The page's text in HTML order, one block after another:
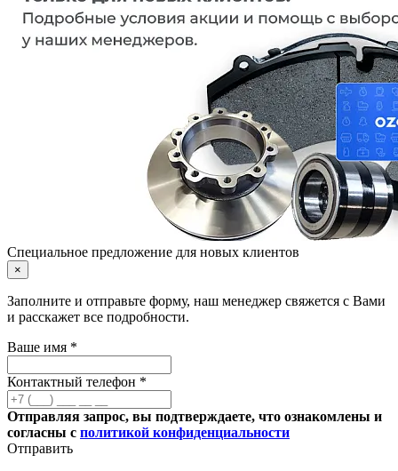
Специальное предложение для новых клиентов
×
Заполните и отправьте форму, наш менеджер свяжется с Вами
и расскажет все подробности.
Ваше имя *
Контактный телефон *
Отправляя запрос, вы подтверждаете, что ознакомлены и
согласны с политикой конфиденциальности
Отправить